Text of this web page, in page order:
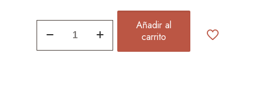
Flor
Añadir al
carrito